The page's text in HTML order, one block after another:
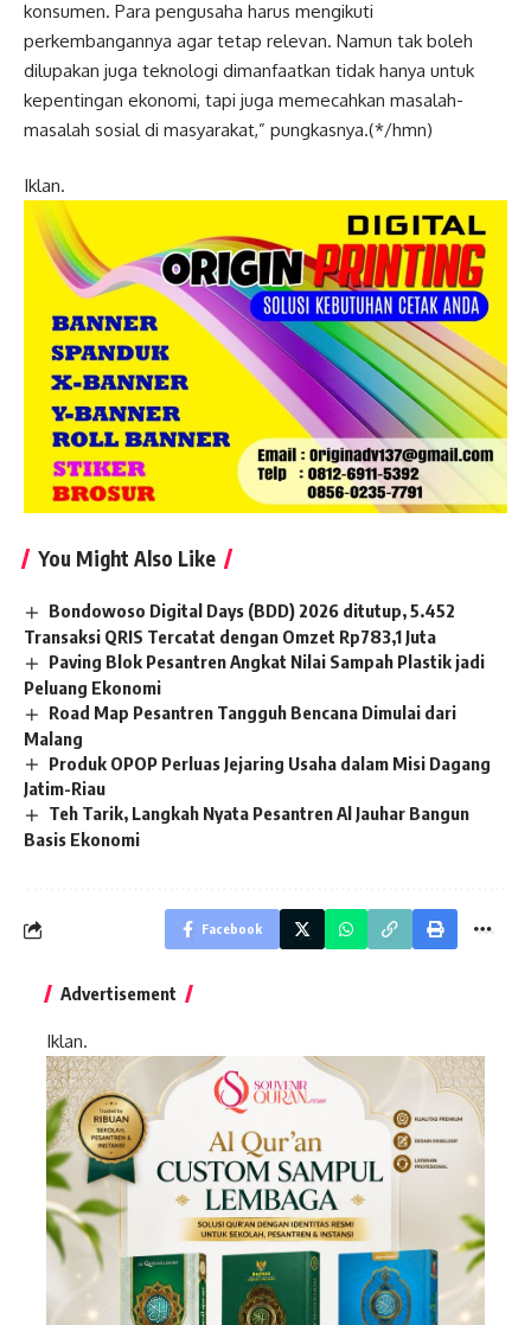
konsumen. Para pengusaha harus mengikuti
perkembangannya agar tetap relevan. Namun tak boleh
dilupakan juga teknologi dimanfaatkan tidak hanya untuk
kepentingan ekonomi, tapi juga memecahkan masalah-
masalah sosial di masyarakat,” pungkasnya.(*/hmn)
Iklan.
You Might Also Like
Bondowoso Digital Days (BDD) 2026 ditutup, 5.452
Transaksi QRIS Tercatat dengan Omzet Rp783,1 Juta
Paving Blok Pesantren Angkat Nilai Sampah Plastik jadi
Peluang Ekonomi
Road Map Pesantren Tangguh Bencana Dimulai dari
Malang
Produk OPOP Perluas Jejaring Usaha dalam Misi Dagang
Jatim-Riau
Teh Tarik, Langkah Nyata Pesantren Al Jauhar Bangun
Basis Ekonomi
Facebook
Advertisement
Iklan.